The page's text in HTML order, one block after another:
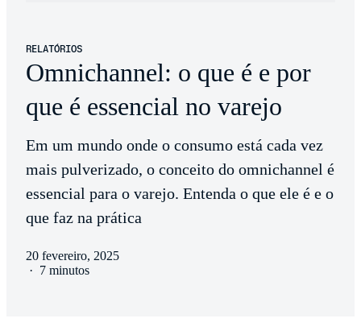
RELATÓRIOS
Omnichannel: o que é e por
que é essencial no varejo
Em um mundo onde o consumo está cada vez
mais pulverizado, o conceito do omnichannel é
essencial para o varejo. Entenda o que ele é e o
que faz na prática
20 fevereiro, 2025
· 7 minutos